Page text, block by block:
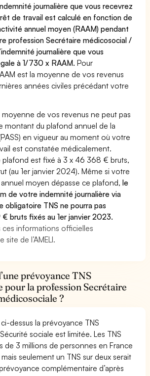
journalière que vous recevrez
de travail est calculé en fonction de
annuel moyen (RAAM) pendant
profession Secrétaire médicosocial /
journalière que vous
à 1/730 x RAAM. Pour
est la moyenne de vos revenus
années civiles précédant votre
de vos revenus ne peut pas
montant du plafond annuel de la
en vigueur au moment où votre
est constatée médicalement.
plafond est fixé à 3 x 46 368 € bruts,
(au 1er janvier 2024). Même si votre
moyen dépasse ce plafond,le
de votre indemnité journalière via
obligatoire TNS ne pourra pas
bruts fixés au 1er janvier 2023.
informations officielles
de l’AMELI.
prévoyance TNS
pour la profession Secrétaire
?
dessus la prévoyance TNS
sociale est limitée. Les TNS
de 3 millions de personnes en France
seulement un TNS sur deux serait
complémentaire d’après